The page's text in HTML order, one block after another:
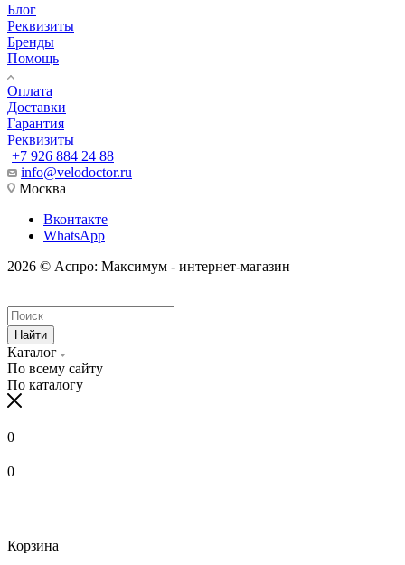
Блог
Реквизиты
Бренды
Помощь
Оплата
Доставки
Гарантия
Реквизиты
+7 926 884 24 88
info@velodoctor.ru
Москва
Вконтакте
WhatsApp
2026 © Аспро: Максимум - интернет-магазин
Найти
Каталог
По всему сайту
По каталогу
0
0
Корзина